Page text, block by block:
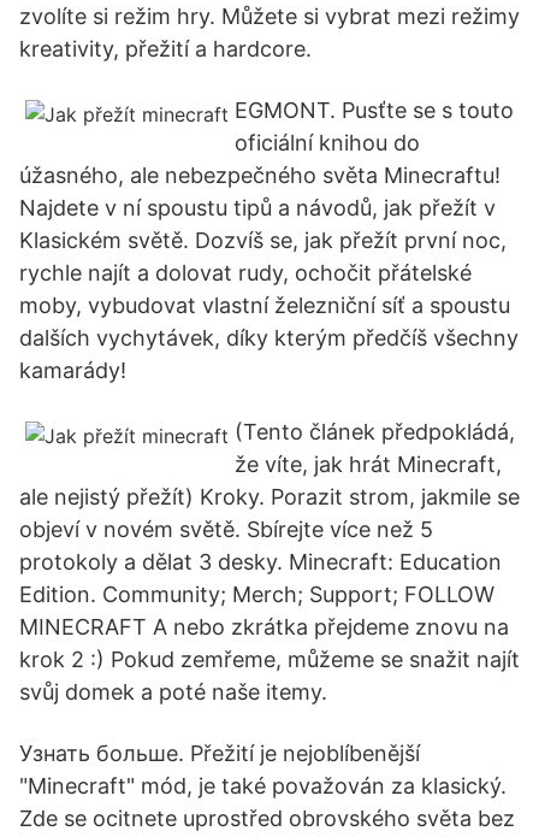
zvolíte si režim hry. Můžete si vybrat mezi režimy
kreativity, přežití a hardcore.
EGMONT. Pusťte se s touto
oficiální knihou do
úžasného, ale nebezpečného světa Minecraftu!
Najdete v ní spoustu tipů a návodů, jak přežít v
Klasickém světě. Dozvíš se, jak přežít první noc,
rychle najít a dolovat rudy, ochočit přátelské
moby, vybudovat vlastní železniční síť a spoustu
dalších vychytávek, díky kterým předčíš všechny
kamarády!
(Tento článek předpokládá,
že víte, jak hrát Minecraft,
ale nejistý přežít) Kroky. Porazit strom, jakmile se
objeví v novém světě. Sbírejte více než 5
protokoly a dělat 3 desky. Minecraft: Education
Edition. Community; Merch; Support; FOLLOW
MINECRAFT A nebo zkrátka přejdeme znovu na
krok 2 :) Pokud zemřeme, můžeme se snažit najít
svůj domek a poté naše itemy.
Узнать больше. Přežití je nejoblíbenější
"Minecraft" mód, je také považován za klasický.
Zde se ocitnete uprostřed obrovského světa bez